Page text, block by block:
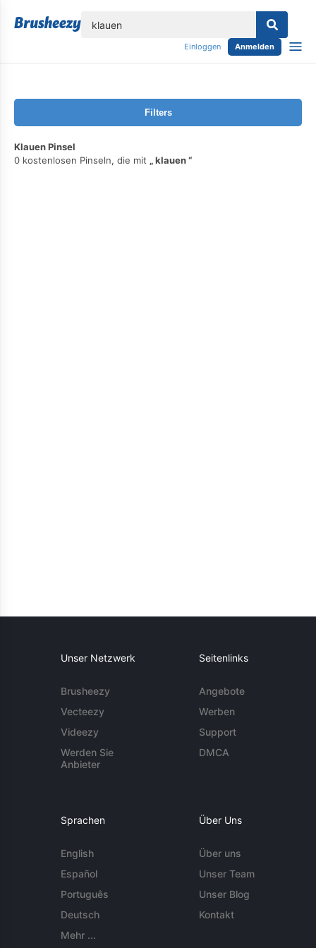
Einloggen Anmelden
Filters
Klauen Pinsel
0 kostenlosen Pinseln, die mit
klauen
Unser Netzwerk
Brusheezy
Vecteezy
Videezy
Werden Sie
Anbieter
Seitenlinks
Angebote
Werben
Support
DMCA
Sprachen
English
Español
Português
Deutsch
Mehr ...
Über Uns
Über uns
Unser Team
Unser Blog
Kontakt